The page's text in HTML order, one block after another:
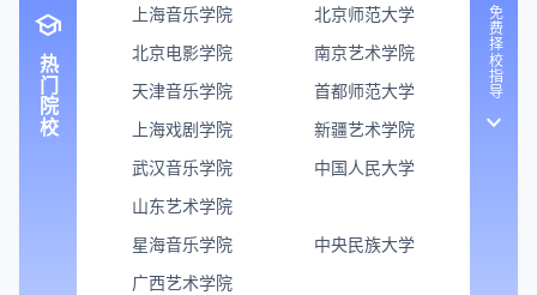
school
热门院校
上海音乐学院
北京师范大学
北京电影学院
南京艺术学院
天津音乐学院
首都师范大学
上海戏剧学院
新疆艺术学院
武汉音乐学院
中国人民大学
山东艺术学院
星海音乐学院
中央民族大学
广西艺术学院
免费择校指导
keyboard_arrow_down